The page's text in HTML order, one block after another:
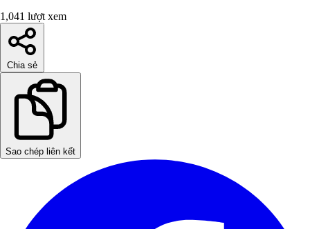
1,041 lượt xem
Chia sẻ
Sao chép liên kết